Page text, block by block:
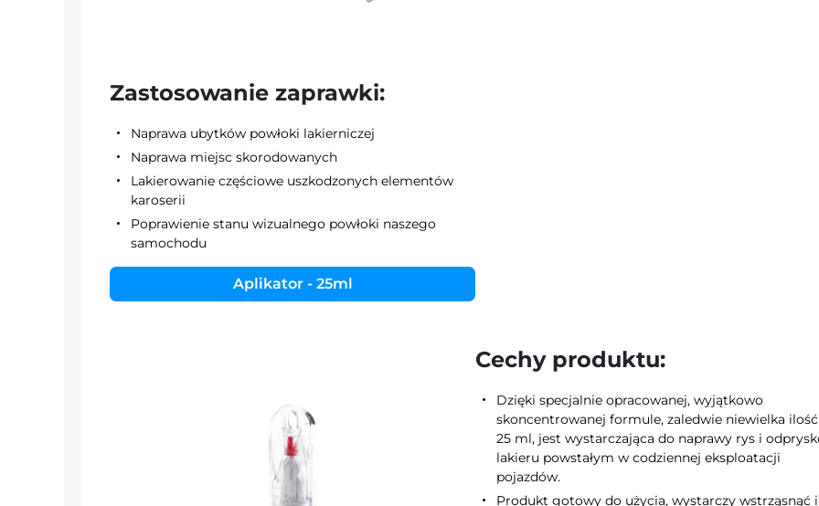
Zastosowanie zaprawki:
Naprawa ubytków powłoki lakierniczej
Naprawa miejsc skorodowanych
Lakierowanie częściowe uszkodzonych elementów
karoserii
Poprawienie stanu wizualnego powłoki naszego
samochodu
Aplikator - 25ml
Cechy produktu:
Dzięki specjalnie opracowanej, wyjątkowo
skoncentrowanej formule, zaledwie niewielka ilość
25 ml, jest wystarczająca do naprawy rys i
lakieru powstałym w codziennej eksploatacji
pojazdów.
Produkt gotowy do użycia, wystarczy wstrząsnąć i